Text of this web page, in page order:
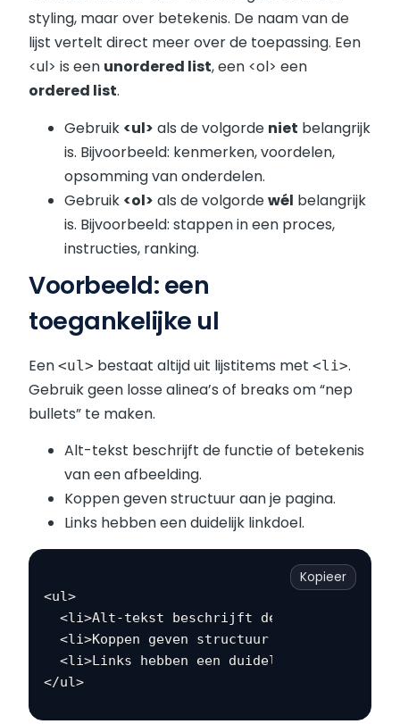
styling, maar over betekenis. De naam van de
lijst vertelt direct meer over de toepassing. Een
<ul> is een unordered list, een <ol> een
ordered list.
Gebruik <ul> als de volgorde niet belangrijk
is. Bijvoorbeeld: kenmerken, voordelen,
opsomming van onderdelen.
Gebruik <ol> als de volgordewél belangrijk
is. Bijvoorbeeld: stappen in een proces,
instructies, ranking.
Voorbeeld: een
toegankelijke ul
Een<ul> bestaat altijd uit lijstitems met<li>.
Gebruik geen losse alinea’s of breaks om “nep
bullets” te maken.
Alt-tekst beschrijft de functie of betekenis
van een afbeelding.
Koppen geven structuur aan je pagina.
Links hebben een duidelijk linkdoel.
<ul>
<li>Alt-tekst beschrijft de functie of
<li>Koppen geven structuur aan je
<li>Links hebben een duidelijk
Kopieer